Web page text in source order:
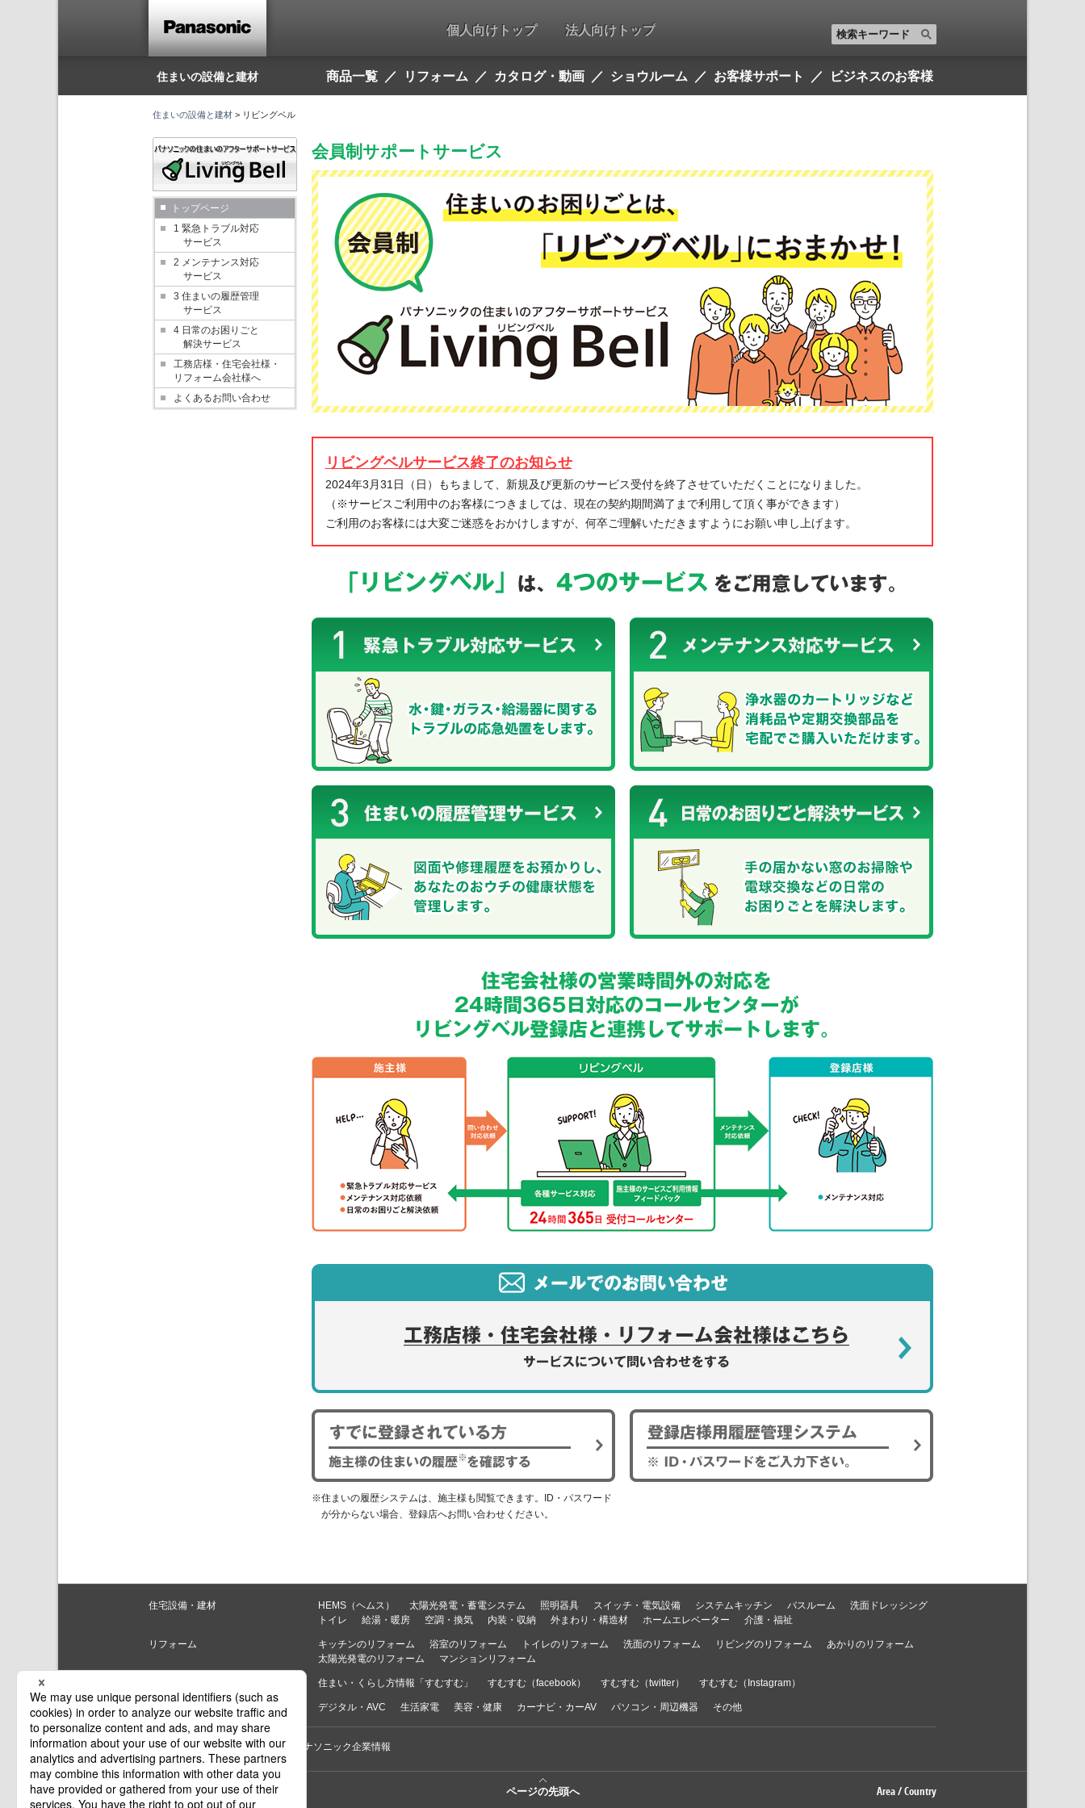
個人向けトップ 法人向けトップ
住まいの設備と建材 商品一覧 リフォーム カタログ・動画 ショウルーム お客様サポート ビジネスのお客様
住まいの設備と建材> リビングベル
トップページ
1 緊急トラブル対応
サービス
2 メンテナンス対応
サービス
3 住まいの履歴管理
サービス
4 日常のお困りごと
解決サービス
工務店様・住宅会社様・
リフォーム会社様へ
よくあるお問い合わせ
会員制サポートサービス
リビングベルサービス終了のお知らせ
2024年3月31日（日）もちまして、新規及び更新のサービス受付を終了させていただくことになりました。
（※サービスご利用中のお客様につきましては、現在の契約期間満了まで利用して頂く事ができます）
ご利用のお客様には大変ご迷惑をおかけしますが、何卒ご理解いただきますようにお願い申し上げます。
※住まいの履歴システムは、施主様も閲覧できます。ID・パスワード
が分からない場合、登録店へお問い合わせください。
住宅設備・建材 HEMS（ヘムス） 太陽光発電・蓄電システム 照明器具 スイッチ・電気設備 システムキッチン バスルーム
洗面ドレッシング
トイレ
給湯・暖房 空調・換気 内装・収納 外まわり・構造材 ホームエレベーター 介護・福祉
リフォーム キッチンのリフォーム 浴室のリフォーム トイレのリフォーム 洗面のリフォーム リビングのリフォーム
あかりのリフォーム
太陽光発電のリフォーム
マンションリフォーム
住まい・くらし方情報「すむすむ」 すむすむ（facebook） すむすむ（twitter） すむすむ（Instagram）
家電商品 デジタル・AVC 生活家電 美容・健康 カーナビ・カーAV パソコン・周辺機器 その他
個人のお客様 法人のお客様 パナソニック企業情報
印刷 ページの先頭へ Area / Country